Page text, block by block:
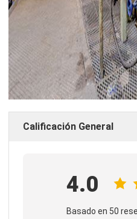
Calificación General
4.0
Basado en 50